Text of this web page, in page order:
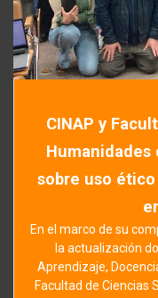
CINAP y
sobre uso
En el marco de su
la actualización
Aprendizaje,
Facultad de Ciencias